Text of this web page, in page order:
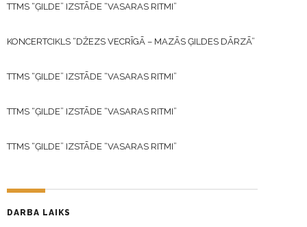
TTMS “ĢILDE” IZSTĀDE “VASARAS RITMI”
KONCERTCIKLS “DŽEZS VECRĪGĀ – MAZĀS ĢILDES DĀRZĀ”
TTMS “ĢILDE” IZSTĀDE “VASARAS RITMI”
TTMS “ĢILDE” IZSTĀDE “VASARAS RITMI”
TTMS “ĢILDE” IZSTĀDE “VASARAS RITMI”
DARBA LAIKS